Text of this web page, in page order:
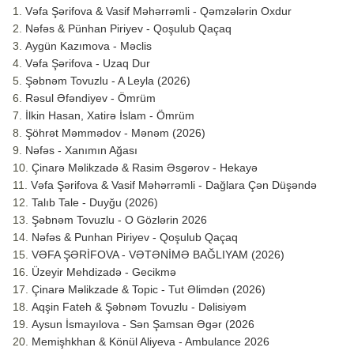
Vəfa Şərifova & Vasif Məhərrəmli - Qəmzələrin Oxdur
Nəfəs & Pünhan Piriyev - Qoşulub Qaçaq
Aygün Kazımova - Məclis
Vəfa Şərifova - Uzaq Dur
Şəbnəm Tovuzlu - A Leyla (2026)
Rəsul Əfəndiyev - Ömrüm
İlkin Hasan, Xatirə İslam - Ömrüm
Şöhrət Məmmədov - Mənəm (2026)
Nəfəs - Xanımın Ağası
Çinarə Məlikzadə & Rasim Əsgərov - Hekayə
Vəfa Şərifova & Vasif Məhərrəmli - Dağlara Çən Düşəndə
Talıb Tale - Duyğu (2026)
Şəbnəm Tovuzlu - O Gözlərin 2026
Nəfəs & Punhan Piriyev - Qoşulub Qaçaq
VƏFA ŞƏRİFOVA - VƏTƏNİMƏ BAĞLIYAM (2026)
Üzeyir Mehdizadə - Gecikmə
Çinarə Məlikzade & Topic - Tut Əlimdən (2026)
Aqşin Fateh & Şəbnəm Tovuzlu - Dəlisiyəm
Aysun İsmayılova - Sən Şamsan Əgər (2026
Memişhkhan & Könül Aliyeva - Ambulance 2026